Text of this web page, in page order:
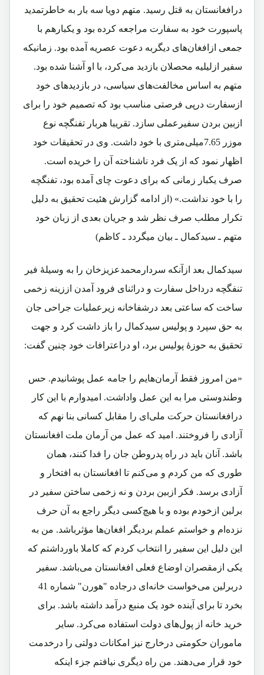
درافغانستان به قتل رسید. متهم دویا سه بار به‌ خاطرتمدید
پاسپورت خود به سفارت مراجعه کرده بود و یکبارهم با
جمعی ازافغان‌های دیگربه دعوت عصریه آمده بود. زمانیکه
سفیر ازلیلیه محصلان بازدید می‌کرد، با او آشنا شده بود.
متهم به اساس مخالفت‌های سیاسی‌، در بازدیدهای خود
ازسفارت درپی فرصتی‌ مناسب بود که تصمیم خود را برای
ازبین بردن سفیرعملی سازد. تقریبا هربار تفنگچه نوع
موزر 7.65میلی‌متری با خود ‌داشت. وی در تحقیقات خود
اظهار نمود که از یک فرد ناشناخته آن را خریده است.
صرف یکبار زمانی که برای دعوت چای آمده بود، تفنگچه
را با خود نداشت.» (از ادامه گزارش هئیت تحقیق به دلیل
تکرار مطلب صرف نظر شد و جریان بعدی از زبان خود
متهم ـ سیدکمال ـ بیان میگردد ـ کاظم)
سیدکمال بعد ازآنکه سردارمحمدعزیزخان را به وسیلۀ فیر
تنفگچه درداخل سفارت و دراثنای فرود آمدن اززینه زخمی
ساخت که ساعتی بعد درشفاخانه زیرعملیات جراحی جان
به حق سپرد و پولیس سیدکمال را باز داشت کرد و جهت
تحقیق به حوزۀ پولیس برد، او دراعترافات خود چنین گفت:
«من امروز فقط آرمان‌هایم را جامه عمل پوشانیدم. حس
وطندوستی مرا به این عمل واداشت. امیدوارم با این کار
درافغانستان حرکت ملی‌ای را مقابل کسانی بنا نهم که
آزادی را فروختند. امید که عمل من آرمان ملت افغانستان
باشد. آنان باید در راه پدروطن جان را فدا کنند، همان
طوری که من کردم و می‌کنم تا افغانستان به افتخار و
آزادی برسد. فکر ازبین بردن و نه زخمی ساختن سفیر در
برلین ازخودم بوده و با هیچ‌کسی دیگر راجع به آن حرف
نزده‌ام و خواستم عملم بردیگر افغان‌ها مؤثرباشد. من به
این دلیل این سفیر را انتخاب کردم که کاملا باورداشتم که
یکی ازمقصران اوضاع فعلی افغانستان می‌باشد. سفیر
دربرلین می‌خواست خانه‌ای درجاده "هورن" شماره 41
بخرد تا برای آینده خود یک منبع درآمد داشته باشد. برای
خرید خانه از پول‌های دولت استفاده می‌کرد. سایر
ماموران حکومتی درخارج نیز امکانات دولتی را درخدمت
خود قرار می‌دهند. من راه دیگری نیافتم جزء اینکه